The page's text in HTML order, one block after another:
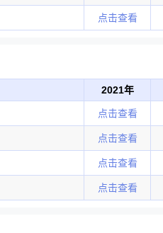
点击查看
2021年
点击查看
点击查看
点击查看
点击查看